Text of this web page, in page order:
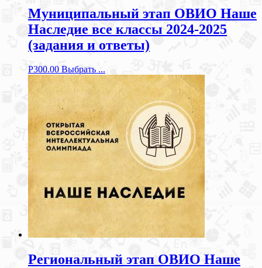
Муниципальный этап ОВИО Наше
Наследие все классы 2024-2025
(задания и ответы)
Р300.00 Выбрать ...
Региональный этап ОВИО Наше